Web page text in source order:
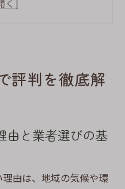
選びのコツ
る外壁塗装の強み
右する口コミ比較
評判を徹底解
由と業者選びの基
由は、地域の気候や環